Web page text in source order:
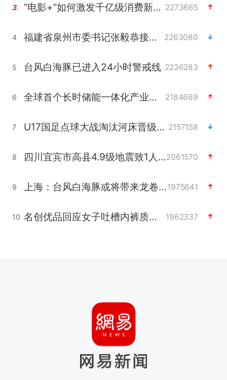
3 “电影+”如何激发千亿级消费新活力？ 2273665
4 福建省泉州市委书记张毅恭接受纪律审查和监察调查 2263080
5 台风白海豚已进入24小时警戒线 2236283
6 全球首个长时储能一体化产业园量产 2184669
7 U17国足点球大战淘汰河床晋级决赛 2157158
8 四川宜宾市高县4.9级地震致1人死亡2061570
9 上海：台风白海豚或将带来龙卷风1975641
10 名创优品回应女子吐槽内裤质量差 1962337